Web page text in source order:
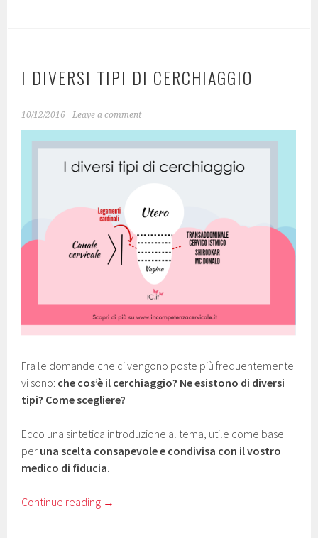
I DIVERSI TIPI DI CERCHIAGGIO
10/12/2016 Leave a comment
Fra le domande che ci vengono poste più frequentemente
vi sono: che cos’è il cerchiaggio? Ne esistono di diversi
tipi? Come scegliere?
Ecco una sintetica introduzione al tema, utile come base
per una scelta consapevole e condivisa con il vostro
medico di fiducia.
Continue reading →